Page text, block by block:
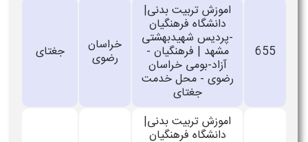
655
اموزش تربیت بدنی|
دانشگاه فرهنگیان
-پردیس شهیدبهشتی
مشهد | فرهنگیان -
آزاد-بومی خراسان
رضوی - محل خدمت
جغتای
خراسان
رضوی جغتای
اموزش تربیت بدنی|
دانشگاه فرهنگیان